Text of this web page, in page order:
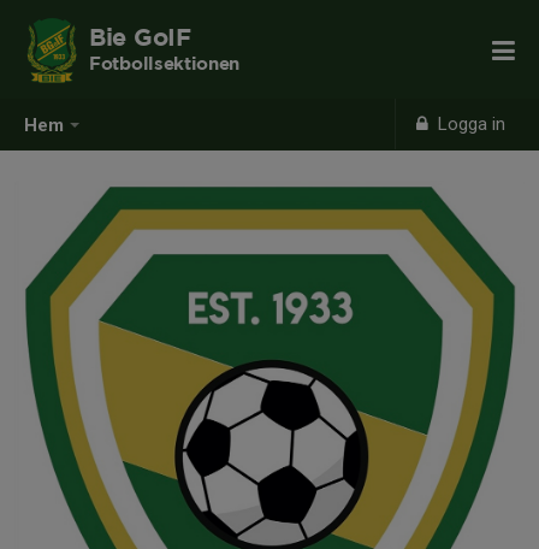
Hem Logga in
Bie GoIF
Fotbollsektionen